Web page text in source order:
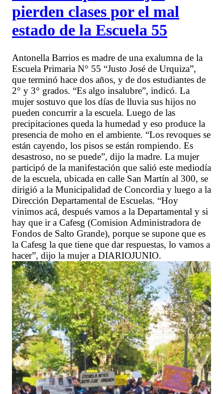
pierden clases por el mal
estado de la Escuela 55
Antonella Barrios es madre de una exalumna de la
Escuela Primaria N° 55 “Justo José de Urquiza”,
que terminó hace dos años, y de dos estudiantes de
2° y 3° grados. “Es algo insalubre”, indicó. La
mujer sostuvo que los días de lluvia sus hijos no
pueden concurrir a la escuela. Luego de las
precipitaciones queda la humedad y eso produce la
presencia de moho en el ambiente. “Los revoques se
están cayendo, los pisos se están rompiendo. Es
desastroso, no se puede”, dijo la madre. La mujer
participó de la manifestación que salió este mediodía
de la escuela, ubicada en calle San Martín al 300, se
dirigió a la Municipalidad de Concordia y luego a la
Dirección Departamental de Escuelas. “Hoy
vinimos acá, después vamos a la Departamental y si
hay que ir a Cafesg (Comision Administradora de
Fondos de Salto Grande), porque se supone que es
la Cafesg la que tiene que dar respuestas, lo vamos a
hacer”, dijo la mujer a DIARIOJUNIO.